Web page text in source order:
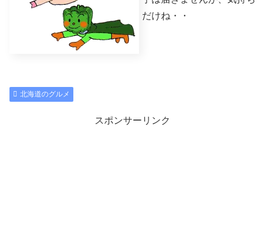
だけね・・
北海道のグルメ
スポンサーリンク